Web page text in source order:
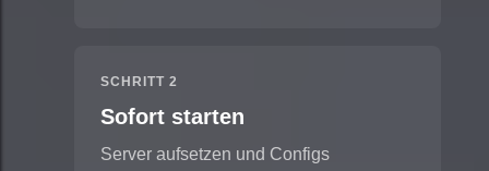
SCHRITT 2
Sofort starten
Server aufsetzen und Configs